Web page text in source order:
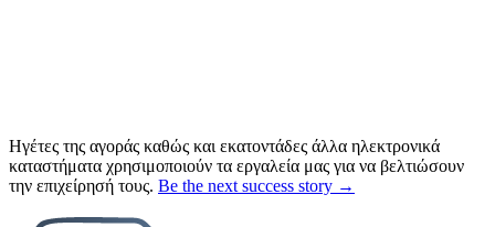
Ηγέτες της αγοράς καθώς και εκατοντάδες άλλα ηλεκτρονικά
καταστήματα χρησιμοποιούν τα εργαλεία μας για να βελτιώσουν
την επιχείρησή τους. Be the next success story →